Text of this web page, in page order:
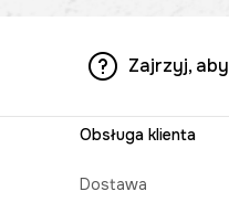
Zajrzyj,
Obsługa klienta
Dostawa